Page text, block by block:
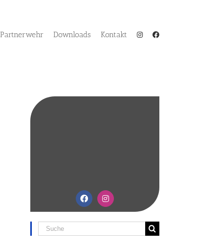
Partnerwehr Downloads Kontakt
Suche
nach: